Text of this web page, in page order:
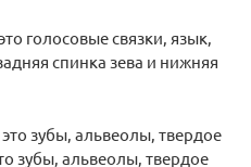
голосовые связки, язык,
спинка зева и нижняя
зубы, альвеолы, твердое
зубы, альвеолы, твердое